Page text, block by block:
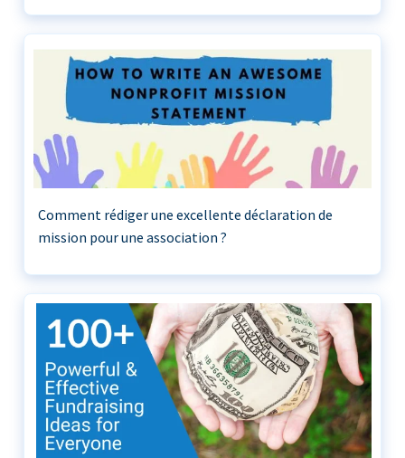
Comment rédiger une excellente déclaration de
mission pour une association ?